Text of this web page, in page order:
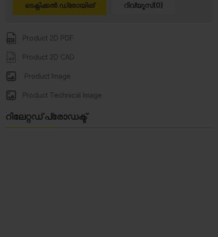
ടെക്നിക്കൽ ഡ്രോയിങ് റിവ്യൂസ്(0)
Product 2D PDF
Product 2D CAD
Product Image
Product Technical Image
റിലേറ്റഡ് പ്രോഡക്ട്